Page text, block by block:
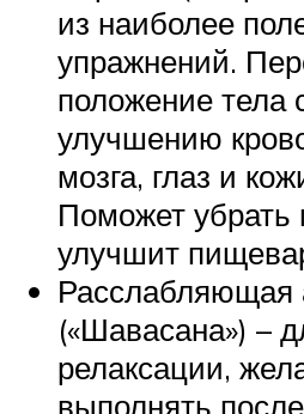
из наиболее
упражнений.
положение тела
улучшению
мозга, глаз и
Поможет убрать
улучшит
Расслабляющая
(«Шавасана») –
релаксации,
выполнять